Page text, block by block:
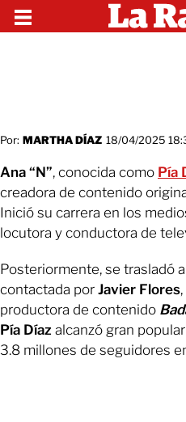
Por: MARTHA DÍAZ 18/04/2025
Ana “N”, conocida como Pía
creadora de contenido
Inició su carrera en los
locutora y conductora de
Posteriormente, se trasladó
contactada por Javier Flores
productora de contenido
Pía Díaz alcanzó gran
3.8 millones de seguidores